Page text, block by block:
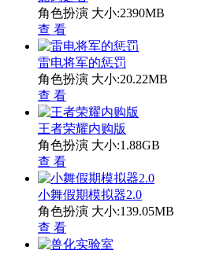
角色扮演 大小:2390MB
查 看
雷电将军的惩罚
角色扮演 大小:20.22MB
查 看
王者荣耀内购版
角色扮演 大小:1.88GB
查 看
小舞假期模拟器2.0
角色扮演 大小:139.05MB
查 看